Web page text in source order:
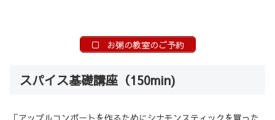
お粥の教室のご予約
スパイス基礎講座（150min)